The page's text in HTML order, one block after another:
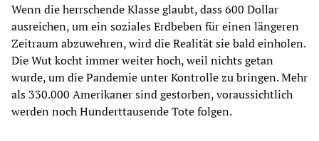
Wenn die herrschende Klasse glaubt, dass 600 Dollar
ausreichen, um ein soziales Erdbeben für einen längeren
Zeitraum abzuwehren, wird die Realität sie bald einholen.
Die Wut kocht immer weiter hoch, weil nichts getan
wurde, um die Pandemie unter Kontrolle zu bringen. Mehr
als 330.000 Amerikaner sind gestorben, voraussichtlich
werden noch Hunderttausende Tote folgen.